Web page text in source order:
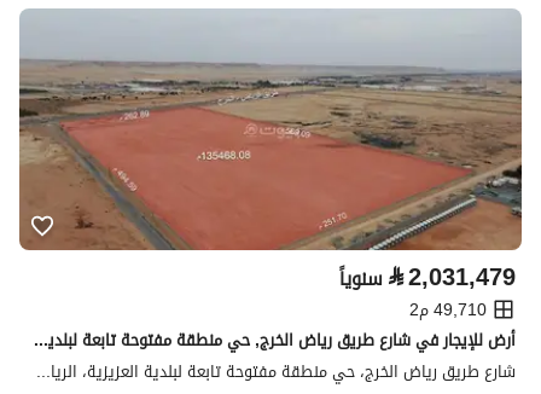
⃁2,031,479 سنوياً
49,710 م2
أرض للإيجار في شارع طريق رياض الخرج, حي منطقة مفتوحة تابعة لبلدية العزيزية, مدينة الرياض, منطقة الرياض
شارع طريق رياض الخرج، حي منطقة مفتوحة تابعة لبلدية العزيزية، الرياض